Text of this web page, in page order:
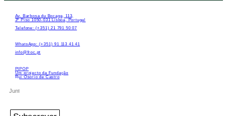
Av. Barbosa du Bocage, 113,
3º Piso 1050-031 Lisboa, Portugal
Telefone: (+351) 21 791 50 07
WhatsApp: (+351) 91 113 41 41
info@froc.pt
PIPOP
Um projecto da Fundação
Rui Osório de Castro